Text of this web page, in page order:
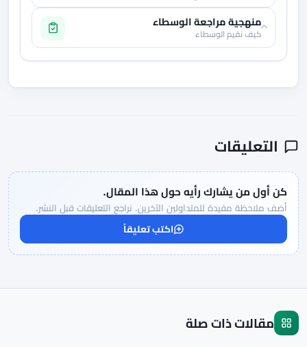
منهجية مراجعة الوسطاء
كيف نقيم الوسطاء
التعليقات
كن أول من يشارك رأيه حول هذا المقال.
أضف ملاحظة مفيدة للمتداولين الآخرين. نراجع التعليقات قبل النشر.
اكتب تعليقاً
مقالات ذات صلة